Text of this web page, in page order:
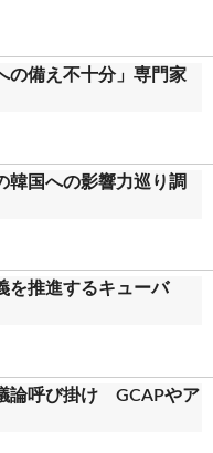
の備え不十分」専門家
韓国への影響力巡り調
を推進するキューバ
論呼び掛け GCAPやア